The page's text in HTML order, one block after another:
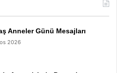
Anneler Günü Mesajları
2026